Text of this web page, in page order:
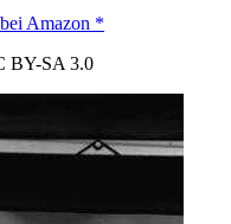
Amazon *
BY-SA 3.0